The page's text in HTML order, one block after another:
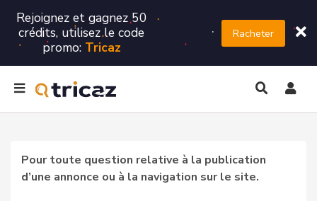
Rejoignez et gagnez 50
crédits, utilisez le code
promo: Tricaz
Racheter
Pour toute question relative à la publication
d’une annonce ou à la navigation sur le site.